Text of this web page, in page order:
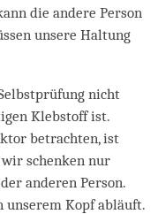
die andere Person
unsere Haltung
nicht
Klebstoff ist.
betrachten, ist
schenken nur
anderen Person.
unserem Kopf abläuft.